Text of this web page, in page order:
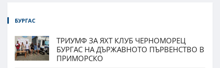
БУРГАС
ТРИУМФ ЗА ЯХТ КЛУБ ЧЕРНОМОРЕЦ
БУРГАС НА ДЪРЖАВНОТО ПЪРВЕНСТВО В
ПРИМОРСКО